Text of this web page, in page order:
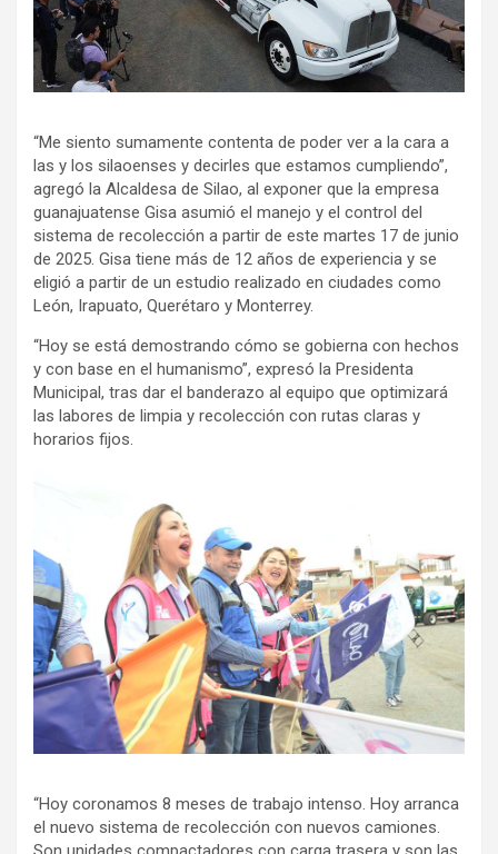
“Me siento sumamente contenta de poder ver a la cara a
las y los silaoenses y decirles que estamos cumpliendo”,
agregó la Alcaldesa de Silao, al exponer que la empresa
guanajuatense Gisa asumió el manejo y el control del
sistema de recolección a partir de este martes 17 de junio
de 2025. Gisa tiene más de 12 años de experiencia y se
eligió a partir de un estudio realizado en ciudades como
León, Irapuato, Querétaro y Monterrey.
“Hoy se está demostrando cómo se gobierna con hechos
y con base en el humanismo”, expresó la Presidenta
Municipal, tras dar el banderazo al equipo que optimizará
las labores de limpia y recolección con rutas claras y
horarios fijos.
“Hoy coronamos 8 meses de trabajo intenso. Hoy arranca
el nuevo sistema de recolección con nuevos camiones.